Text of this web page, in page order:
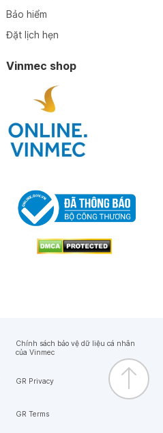
Bảo hiểm
Đặt lịch hẹn
Vinmec shop
Chính sách bảo vệ dữ liệu cá nhân
của Vinmec
GR Privacy
GR Terms